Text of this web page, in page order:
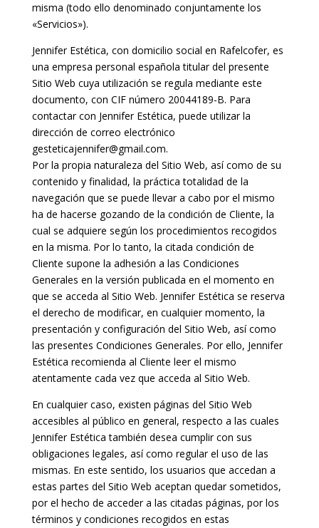
misma (todo ello denominado conjuntamente los
«Servicios»).
Jennifer Estética, con domicilio social en Rafelcofer, es
una empresa personal española titular del presente
Sitio Web cuya utilización se regula mediante este
documento, con CIF número 20044189-B. Para
contactar con Jennifer Estética, puede utilizar la
dirección de correo electrónico
gesteticajennifer@gmail.com.
Por la propia naturaleza del Sitio Web, así como de su
contenido y finalidad, la práctica totalidad de la
navegación que se puede llevar a cabo por el mismo
ha de hacerse gozando de la condición de Cliente, la
cual se adquiere según los procedimientos recogidos
en la misma. Por lo tanto, la citada condición de
Cliente supone la adhesión a las Condiciones
Generales en la versión publicada en el momento en
que se acceda al Sitio Web. Jennifer Estética se reserva
el derecho de modificar, en cualquier momento, la
presentación y configuración del Sitio Web, así como
las presentes Condiciones Generales. Por ello, Jennifer
Estética recomienda al Cliente leer el mismo
atentamente cada vez que acceda al Sitio Web.
En cualquier caso, existen páginas del Sitio Web
accesibles al público en general, respecto a las cuales
Jennifer Estética también desea cumplir con sus
obligaciones legales, así como regular el uso de las
mismas. En este sentido, los usuarios que accedan a
estas partes del Sitio Web aceptan quedar sometidos,
por el hecho de acceder a las citadas páginas, por los
términos y condiciones recogidos en estas